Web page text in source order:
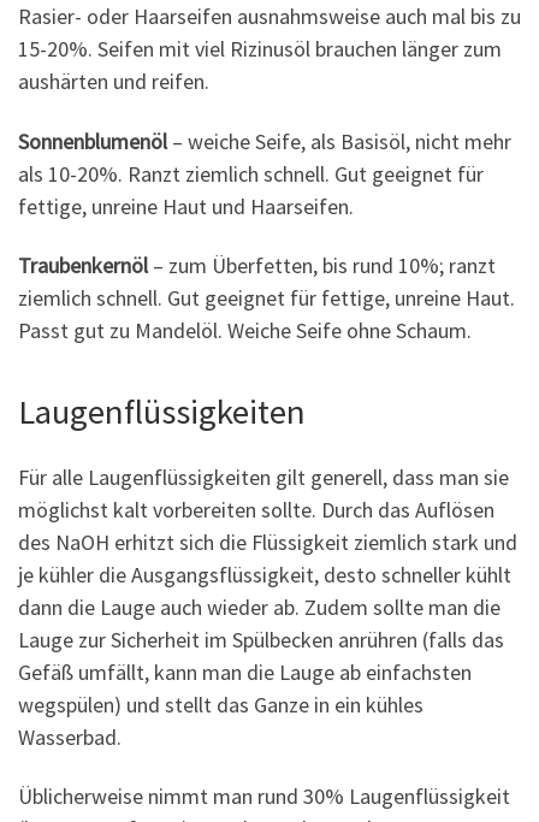
Rasier- oder Haarseifen ausnahmsweise auch mal bis zu
15-20%. Seifen mit viel Rizinusöl brauchen länger zum
aushärten und reifen.
Sonnenblumenöl– weiche Seife, als Basisöl, nicht mehr
als 10-20%. Ranzt ziemlich schnell. Gut geeignet für
fettige, unreine Haut und Haarseifen.
Traubenkernöl– zum Überfetten, bis rund 10%; ranzt
ziemlich schnell. Gut geeignet für fettige, unreine Haut.
Passt gut zu Mandelöl. Weiche Seife ohne Schaum.
Laugenflüssigkeiten
Für alle Laugenflüssigkeiten gilt generell, dass man sie
möglichst kalt vorbereiten sollte. Durch das Auflösen
des NaOH erhitzt sich die Flüssigkeit ziemlich stark und
je kühler die Ausgangsflüssigkeit, desto schneller kühlt
dann die Lauge auch wieder ab. Zudem sollte man die
Lauge zur Sicherheit im Spülbecken anrühren (falls das
Gefäß umfällt, kann man die Lauge ab einfachsten
wegspülen) und stellt das Ganze in ein kühles
Wasserbad.
Üblicherweise nimmt man rund 30% Laugenflüssigkeit